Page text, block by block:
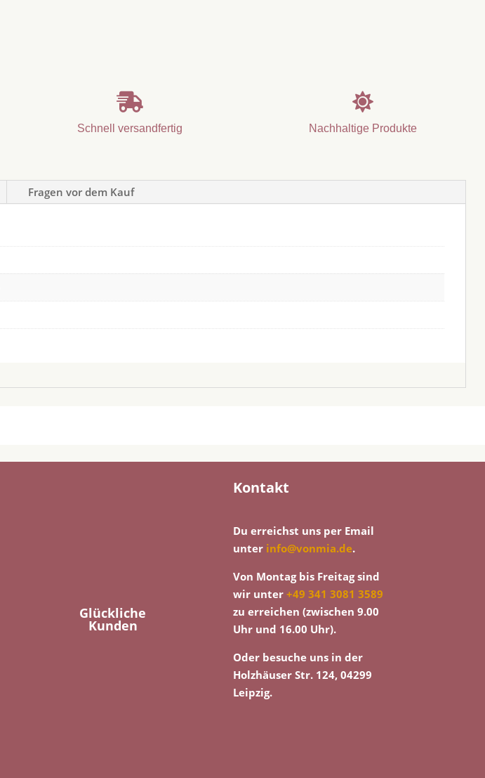

Schnell versandfertig

Nachhaltige Produkte
Fragen vor dem Kauf
Glückliche
Kunden
Kontakt
Du erreichst uns per Email
unter info@vonmia.de.
Von Montag bis Freitag sind
wir unter+49 341 3081 3589
zu erreichen (zwischen 9.00
Uhr und 16.00 Uhr).
Oder besuche uns in der
Holzhäuser Str. 124, 04299
Leipzig.